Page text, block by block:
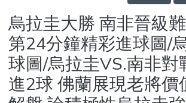
Statistics
烏拉圭大勝 南非晉級
第24分鐘精彩進球圖/
球圖/烏拉圭VS.南非對
進2球 佛蘭展現老將價